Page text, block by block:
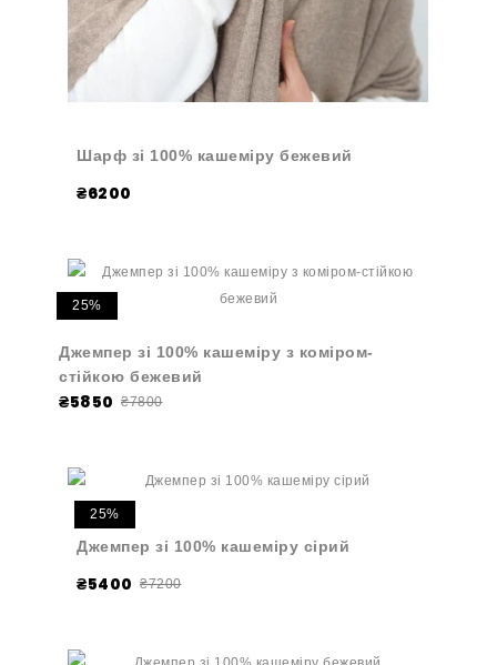
Шарф зі 100% кашеміру бежевий
₴6200
25%
Джемпер зі 100% кашеміру з коміром-
стійкою бежевий
₴5850 ₴7800
25%
Джемпер зі 100% кашеміру сірий
₴5400 ₴7200